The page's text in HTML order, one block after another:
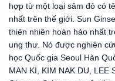
hợp từ một loại sâm đỏ có
nhất trên thế giới. Sun
thiên nhiên hoàn hảo nhất
ung thư. Nó được nghiên
học Quốc gia Seoul Hàn
MAN KI, KIM NAK DU, LEE